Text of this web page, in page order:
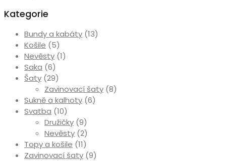
Kategorie
Bundy a kabáty (13)
Košile (5)
Nevěsty (1)
Saka (6)
Šaty (29)
Zavinovací šaty (8)
Sukně a kalhoty (6)
Svatba (10)
Družičky (9)
Nevěsty (2)
Topy a košile (11)
Zavinovací šaty (9)